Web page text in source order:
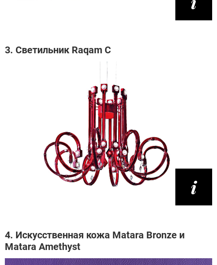
3. Светильник Raqam C
4. Искусственная кожа Matara Bronze и
Matara Amethyst